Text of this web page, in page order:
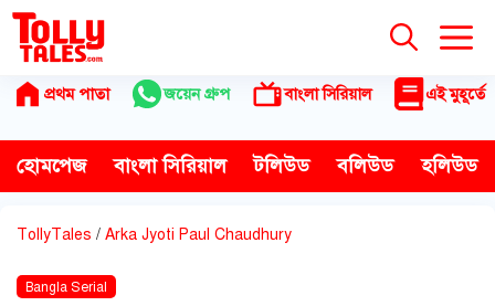
Skip
content
প্রথম পাতা জয়েন গ্রুপ বাংলা সিরিয়াল এই মুহূর্তে
হোমপেজ বাংলা সিরিয়াল টলিউড বলিউড হলিউড
TollyTales / Arka Jyoti Paul Chaudhury
Bangla Serial